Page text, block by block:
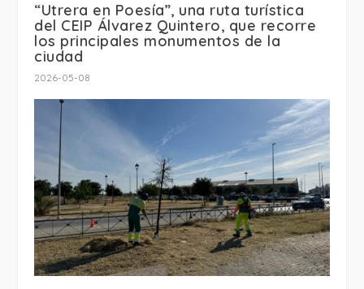
“Utrera en Poesía”, una ruta turística
del CEIP Álvarez Quintero, que recorre
los principales monumentos de la
ciudad
2026-05-08